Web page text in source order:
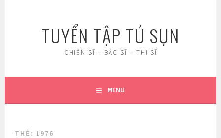
TUYỂN TẬP TÚ SỤN
CHIẾN SĨ – BÁC SĨ – THI SĨ
MENU
THẺ: 1976